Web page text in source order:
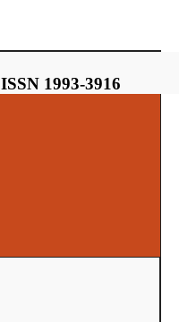
ISSN 1993-3916